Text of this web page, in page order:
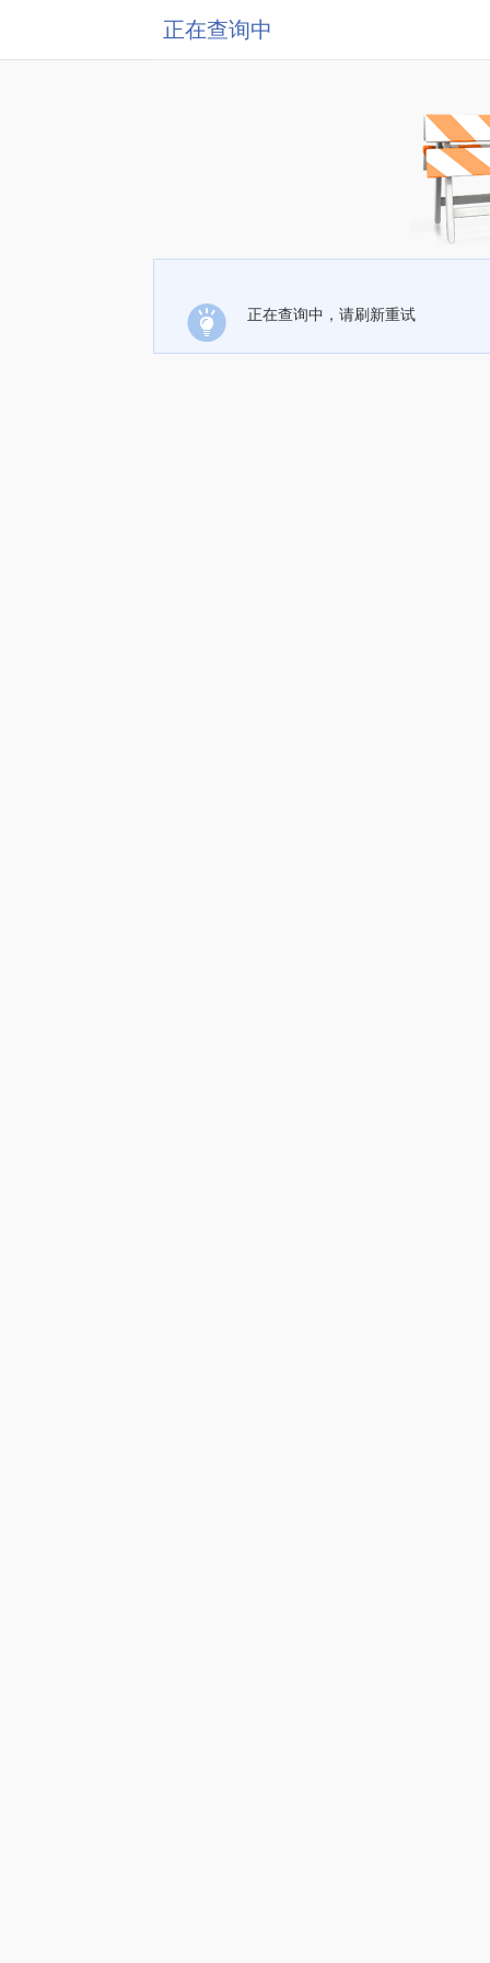
正在查询中
正在查询中，请刷新重试